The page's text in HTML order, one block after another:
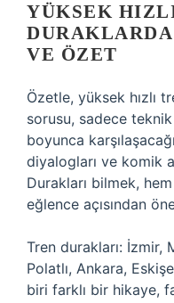
YÜKSEK
DURAKLARDA
VE ÖZET
Özetle, yüksek hızlı
sorusu, sadece
boyunca
diyalogları ve komik
Durakları bilmek,
eğlence açısından
Tren durakları: İzmir,
Polatlı, Ankara,
biri farklı bir hikaye,